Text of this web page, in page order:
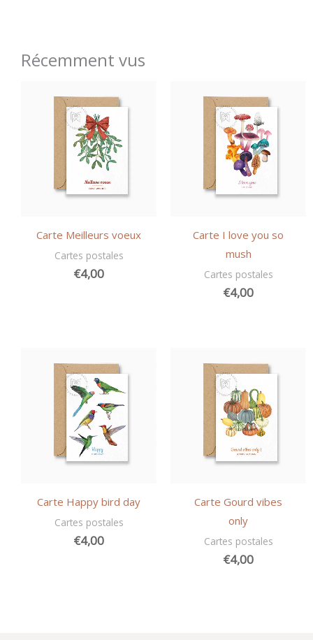
Récemment vus
Carte Meilleurs voeux
Cartes postales
€4,00
Carte I love you so
mush
Cartes postales
€4,00
Carte Happy bird day
Cartes postales
€4,00
Carte Gourd vibes
only
Cartes postales
€4,00